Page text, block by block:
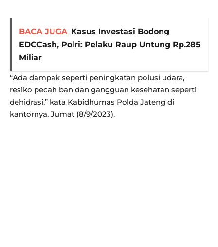
BACA JUGA Kasus Investasi Bodong
EDCCash, Polri: Pelaku Raup Untung Rp.285
Miliar
“Ada dampak seperti peningkatan polusi udara,
resiko pecah ban dan gangguan kesehatan seperti
dehidrasi,” kata Kabidhumas Polda Jateng di
kantornya, Jumat (8/9/2023).